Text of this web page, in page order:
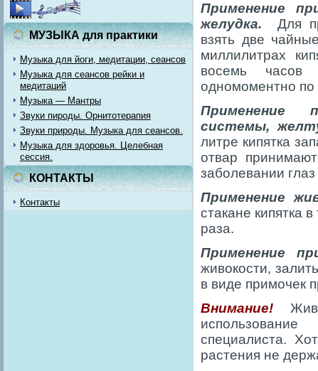
МУЗЫКА для практики
Музыка для йоги, медитации, сеансов
Музыка для сеансов рейки и
медитаций
Музыка — Мантры
Звуки пироды. Орнитотерапия
Звуки природы. Музыка для сеансов.
Музыка для здоровья. Целебная
сессия.
КОНТАКТЫ
Контакты
Применение
желудка.
Для
взять две
миллилитрах
восемь
одномоментно по
Применение
системы,
литре кипятка
отвар
заболевании
Применение
стакане кипятка
раза.
Применение
живокости,
в виде примочек
Внимание!
специалиста.
растения не